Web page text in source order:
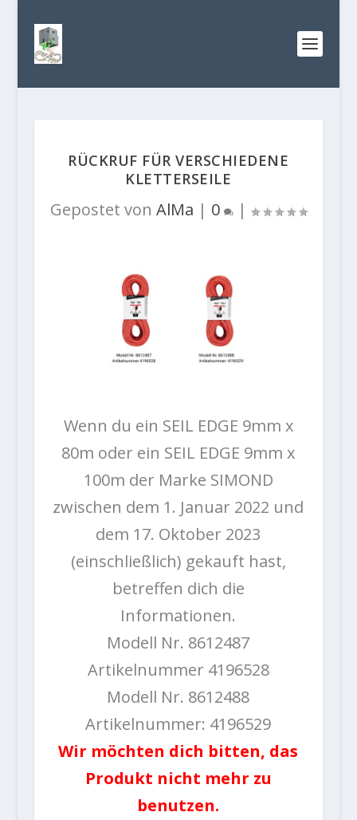
RÜCKRUF FÜR VERSCHIEDENE
KLETTERSEILE
Gepostet von AlMa | 0 |
Wenn du ein SEIL EDGE 9mm x
80m oder ein SEIL EDGE 9mm x
100m der Marke SIMOND
zwischen dem 1. Januar 2022 und
dem 17. Oktober 2023
(einschließlich) gekauft hast,
betreffen dich die
Informationen.
Modell Nr. 8612487
Artikelnummer 4196528
Modell Nr. 8612488
Artikelnummer: 4196529
Wir möchten dich bitten, das
Produkt nicht mehr zu
benutzen.